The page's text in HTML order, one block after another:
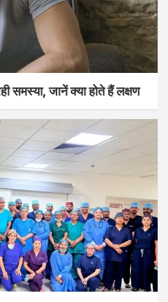
समस्या, जानें क्या होते हैं लक्षण